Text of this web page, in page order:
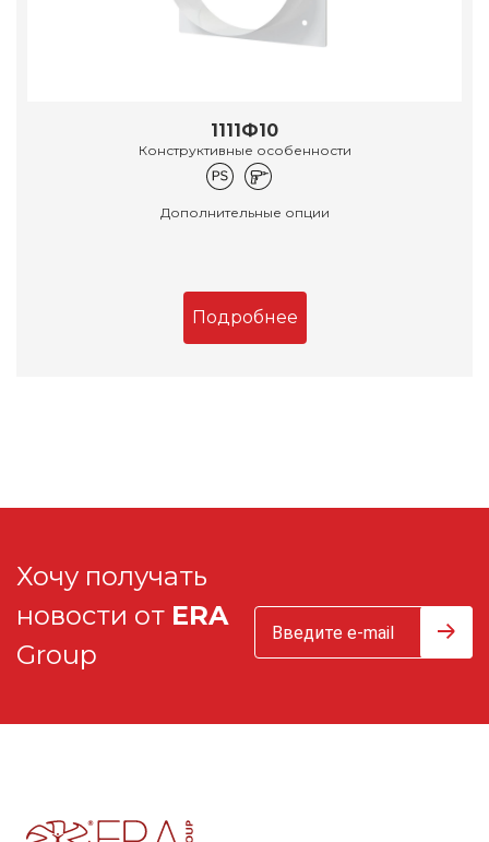
1111Ф10
Конструктивные особенности
Дополнительные опции
Подробнее
Хочу получать
новости от ERA
Group